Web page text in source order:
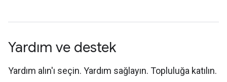
Yardım ve destek
Yardım alın'ı seçin. Yardım sağlayın. Topluluğa katılın.